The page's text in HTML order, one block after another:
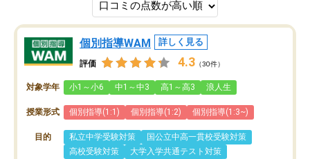
個別指導WAM 詳しく見る
評価 4.3 （30件）
対象学年 小1～小6 中1～中3 高1～高3 浪人生
授業形式 個別指導(1:1) 個別指導(1:2) 個別指導(1:3~)
目的 私立中学受験対策
国公立中高一貫校受験対策
高校受験対策
大学入学共通テスト対策